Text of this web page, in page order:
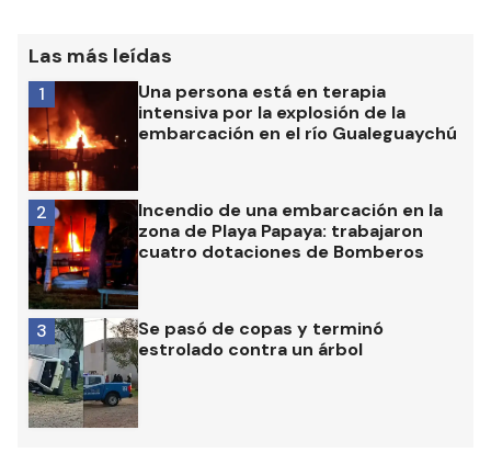
Las más leídas
Una persona está en terapia
intensiva por la explosión de la
embarcación en el río Gualeguaychú
1
Incendio de una embarcación en la
zona de Playa Papaya: trabajaron
cuatro dotaciones de Bomberos
2
Se pasó de copas y terminó
estrolado contra un árbol
3